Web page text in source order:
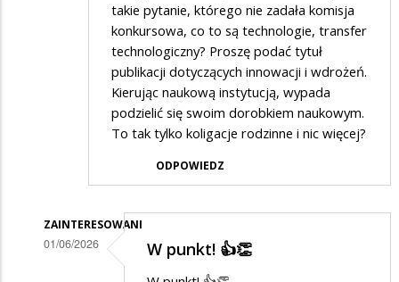
takie pytanie, którego nie zadała komisja
konkursowa, co to są technologie, transfer
technologiczny? Proszę podać tytuł
publikacji dotyczących innowacji i wdrożeń.
Kierując naukową instytucją, wypada
podzielić się swoim dorobkiem naukowym.
To tak tylko koligacje rodzinne i nic więcej?
ODPOWIEDZ
ZAINTERESOWANI
01/06/2026 W punkt! 👍👏